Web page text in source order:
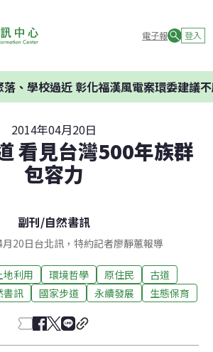
電子報 登入
過近 彰化福漢風電案環委建議不應開發
2014年04月20日
看見台灣500年族群
包容力
副刊/自然書訊
20日台北訊，特約記者廖靜蕙報導
地利用 環境哲學 原住民
古道
書訊 國家步道 永續發展 生態保育